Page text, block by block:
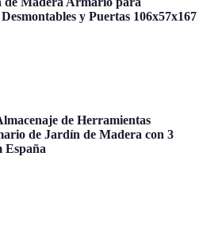
y Puertas 106x57x167
de Herramientas
de Jardín de Madera con 3
España